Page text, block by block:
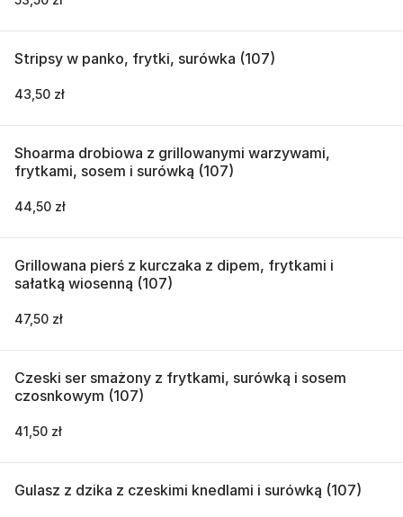
Stripsy w panko, frytki, surówka (107)
43,50 zł
Shoarma drobiowa z grillowanymi warzywami,
frytkami, sosem i surówką (107)
44,50 zł
Grillowana pierś z kurczaka z dipem, frytkami i
sałatką wiosenną (107)
47,50 zł
Czeski ser smażony z frytkami, surówką i sosem
czosnkowym (107)
41,50 zł
Gulasz z dzika z czeskimi knedlami i surówką (107)